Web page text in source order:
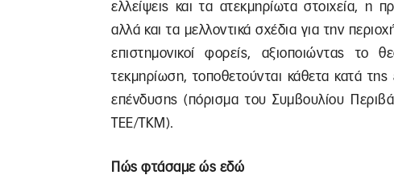
ελλείψεις και τα ατεκμηρίωτα στοιχεία, η
αλλά και τα μελλοντικά σχέδια για την
επιστημονικοί φορείς, αξιοποιώντας το
τεκμηρίωση, τοποθετούνται κάθετα κατά
επένδυσης (πόρισμα του Συμβουλίου
ΤΕΕ/ΤΚΜ).
Πώς φτάσαμε ώς εδώ